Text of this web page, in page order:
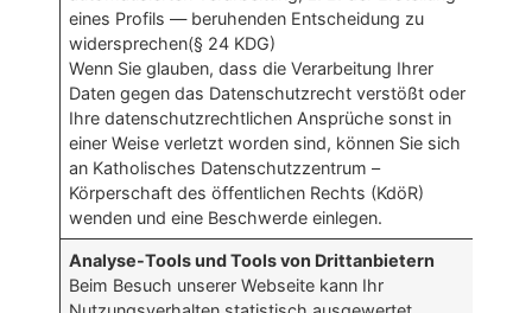
eines Profils — beruhenden Entscheidung zu
widersprechen(§ 24 KDG)
Wenn Sie glauben, dass die Verarbeitung Ihrer
Daten gegen das Datenschutzrecht verstößt oder
Ihre datenschutzrechtlichen Ansprüche sonst in
einer Weise verletzt worden sind, können Sie sich
an Katholisches Datenschutzzentrum –
Körperschaft des öffentlichen Rechts (KdöR)
wenden und eine Beschwerde einlegen.
Analyse-Tools und Tools von Drittanbietern
Beim Besuch unserer Webseite kann Ihr